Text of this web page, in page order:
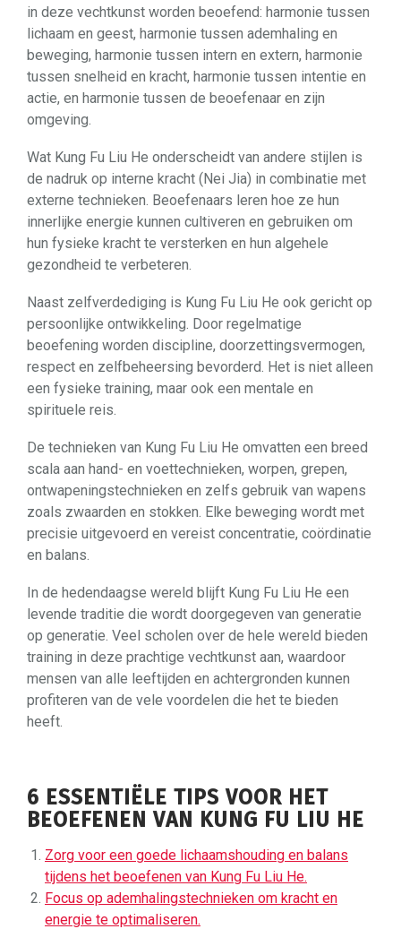
in deze vechtkunst worden beoefend: harmonie tussen
lichaam en geest, harmonie tussen ademhaling en
beweging, harmonie tussen intern en extern, harmonie
tussen snelheid en kracht, harmonie tussen intentie en
actie, en harmonie tussen de beoefenaar en zijn
omgeving.
Wat Kung Fu Liu He onderscheidt van andere stijlen is
de nadruk op interne kracht (Nei Jia) in combinatie met
externe technieken. Beoefenaars leren hoe ze hun
innerlijke energie kunnen cultiveren en gebruiken om
hun fysieke kracht te versterken en hun algehele
gezondheid te verbeteren.
Naast zelfverdediging is Kung Fu Liu He ook gericht op
persoonlijke ontwikkeling. Door regelmatige
beoefening worden discipline, doorzettingsvermogen,
respect en zelfbeheersing bevorderd. Het is niet alleen
een fysieke training, maar ook een mentale en
spirituele reis.
De technieken van Kung Fu Liu He omvatten een breed
scala aan hand- en voettechnieken, worpen, grepen,
ontwapeningstechnieken en zelfs gebruik van wapens
zoals zwaarden en stokken. Elke beweging wordt met
precisie uitgevoerd en vereist concentratie, coördinatie
en balans.
In de hedendaagse wereld blijft Kung Fu Liu He een
levende traditie die wordt doorgegeven van generatie
op generatie. Veel scholen over de hele wereld bieden
training in deze prachtige vechtkunst aan, waardoor
mensen van alle leeftijden en achtergronden kunnen
profiteren van de vele voordelen die het te bieden
heeft.
6 ESSENTIËLE TIPS VOOR HET
BEOEFENEN VAN KUNG FU LIU HE
Zorg voor een goede lichaamshouding en balans
tijdens het beoefenen van Kung Fu Liu He.
Focus op ademhalingstechnieken om kracht en
energie te optimaliseren.